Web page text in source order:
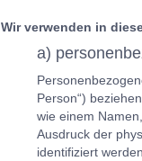
Wir verwenden in
a)
Person“)
wie einem
Ausdruck der
identifiziert